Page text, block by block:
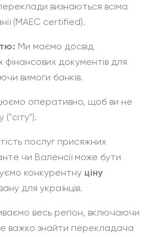
визнаються всіма
(MAEC certified).
Ми маємо досвід
документів для
вимоги банків.
оперативно, щоб ви не
послуг присяжних
чи Валенсії може бути
конкурентну ціну
для українців.
весь регіон, включаючи
важко знайти перекладача